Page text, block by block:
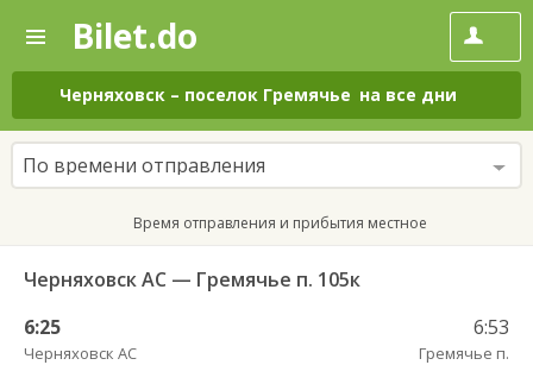
—
Поиск
и
покупка
билетов
на
автобус
онлайн
Bilet.do
Черняховск – поселок Гремячье на все дни
По времени отправления
Время отправления и прибытия местное
Черняховск АС — Гремячье п. 105к
6:25
Черняховск АС
6:53
Гремячье п.